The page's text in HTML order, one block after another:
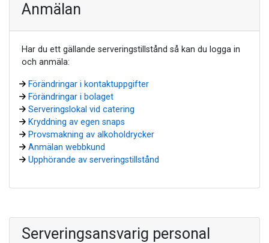
Anmälan
Har du ett gällande serveringstillstånd så kan du logga in
och anmäla:
Förändringar i kontaktuppgifter
Förändringar i bolaget
Serveringslokal vid catering
Kryddning av egen snaps
Provsmakning av alkoholdrycker
Anmälan webbkund
Upphörande av serveringstillstånd
Serveringsansvarig personal